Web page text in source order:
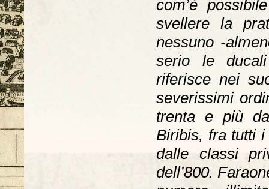
com’è
svellere la
nessuno -
serio le
riferisce nei
severissimi
trenta e più
Biribis, fra tutti
dalle classi
dell’800.